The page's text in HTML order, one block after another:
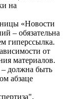
на
«Новости
– обязательна
гиперссылка.
от
материалов.
– должна быть
абзаце